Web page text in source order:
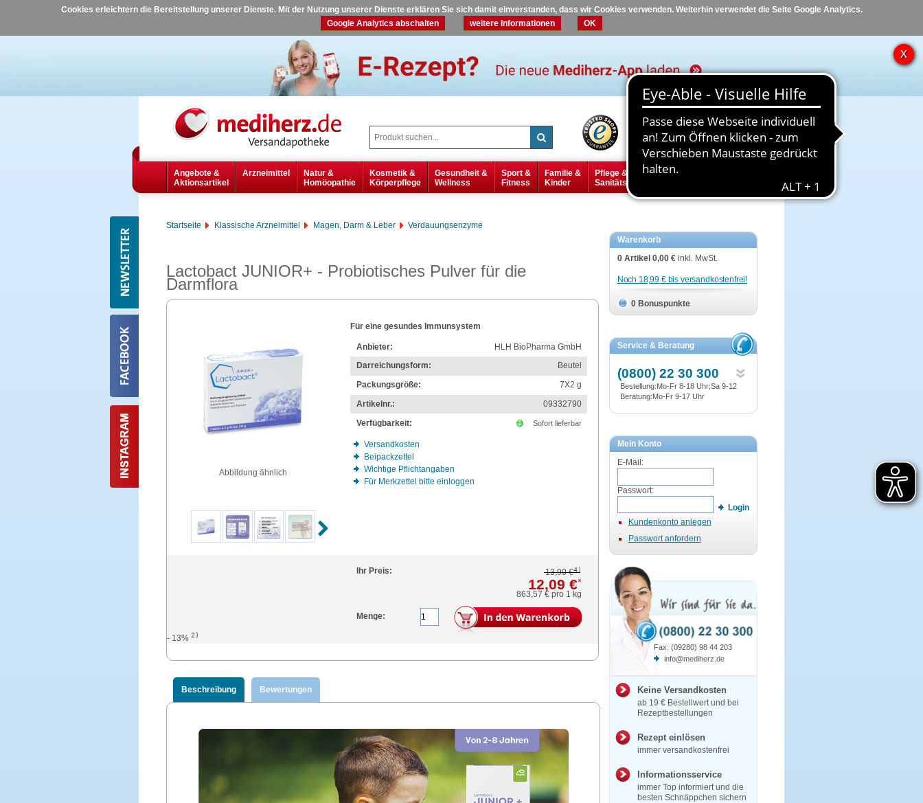
Cookies erleichtern die Bereitstellung unserer Dienste. Mit der Nutzung unserer Dienste erklären Sie sich damit einverstanden, dass wir Cookies verwenden. Weiterhin verwendet die Seite Google Analytics.
Google Analytics abschalten
weitere Informationen OK
Hilfe Kontakt
Angebote &
Aktionsartikel
Arzneimittel
Natur &
Homöopathie
Kosmetik &
Körperpflege
Gesundheit &
Wellness
Sport &
Fitness
Familie &
Kinder
Pflege &
Sanitätsbedarf
Diabetes
Startseite Klassische Arzneimittel Magen, Darm & Leber Verdauungsenzyme
Lactobact JUNIOR+ - Probiotisches Pulver für die
Darmflora
Abbildung ähnlich
Für eine gesundes Immunsystem
Anbieter:
HLH BioPharma GmbH
Darreichungsform:
Beutel
Packungsgröße:
7X2 g
Artikelnr.:
09332790
Verfügbarkeit:
Sofort lieferbar
Versandkosten
Beipackzettel
Wichtige Pflichtangaben
Für Merkzettel bitte einloggen
Ihr Preis: 13,90 €4)
12,09 €*
863,57 €pro 1 kg
Menge:
- 13% 2)
Beschreibung Bewertungen
Warenkorb
0 Artikel 0,00 € inkl. MwSt.
Noch 18,99 € bis versandkostenfrei!
0 Bonuspunkte
Service & Beratung
(0800) 22 30 300
Bestellung:Mo-Fr 8-18 Uhr;Sa 9-12
Beratung:Mo-Fr 9-17 Uhr
Mein Konto
E-Mail:
Passwort:
Login
Kundenkonto anlegen
Passwort anfordern
Fax: (09280) 98 44 203
info@mediherz.de
Keine Versandkosten
ab 19 € Bestellwert und bei
Rezeptbestellungen
Rezept einlösen
immer versandkostenfrei
Informationsservice
immer Top informiert und die
besten Schnäppchen sichern